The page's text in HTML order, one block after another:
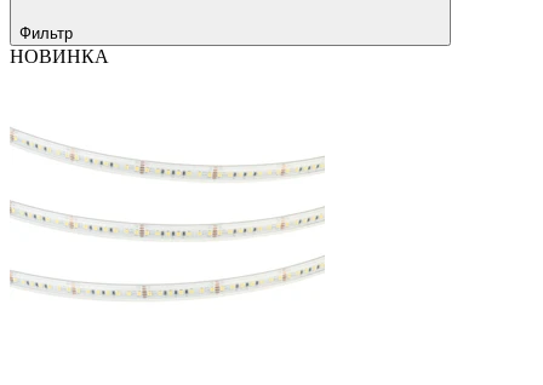
Фильтр
НОВИНКА